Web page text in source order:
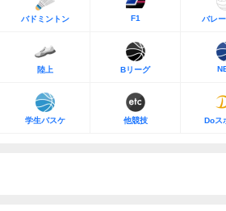
バドミントン F1 バレ
陸上 Bリーグ
学生バスケ 他競技 Doス